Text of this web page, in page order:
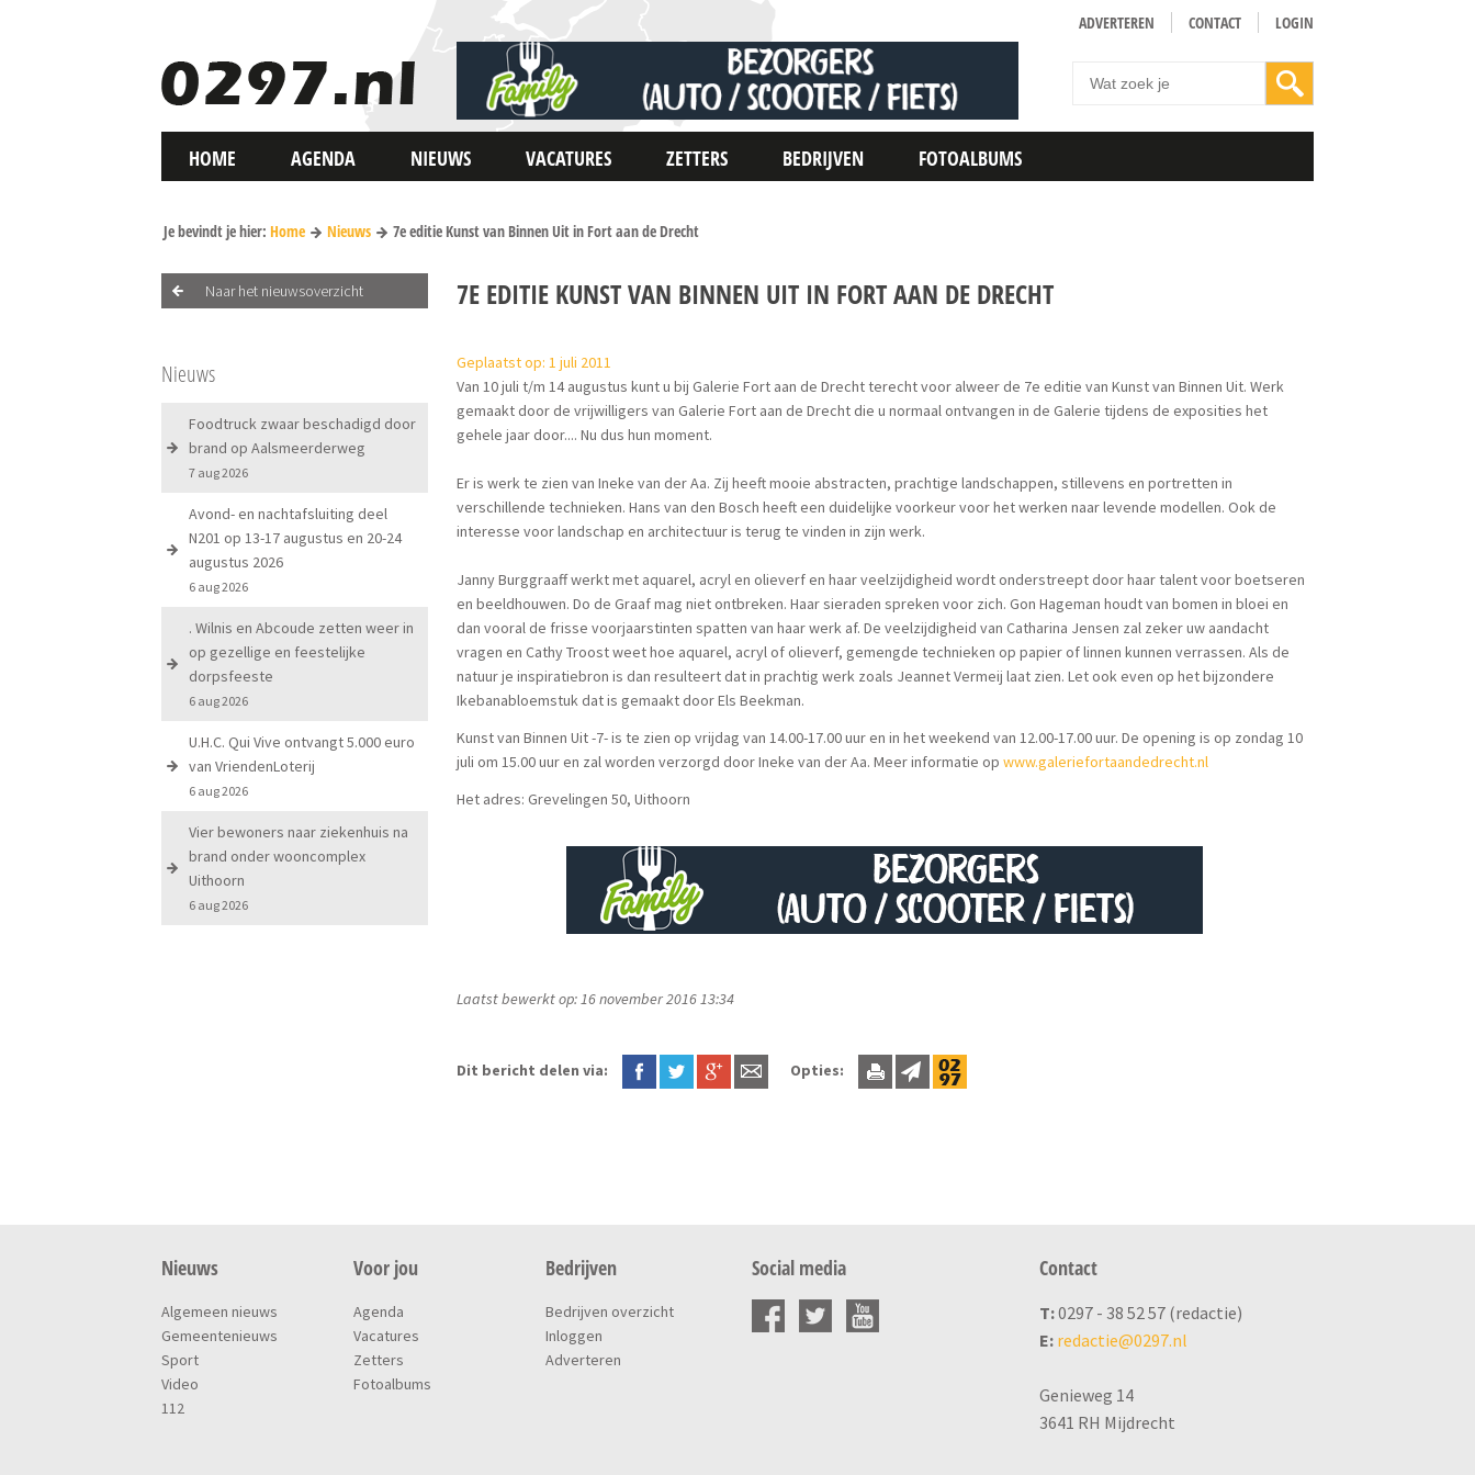
ADVERTEREN CONTACT LOGIN
HOME AGENDA NIEUWS VACATURES ZETTERS BEDRIJVEN FOTOALBUMS
Je bevindt je hier: Home Nieuws 7e editie Kunst van Binnen Uit in Fort aan de Drecht
Naar het nieuwsoverzicht
Nieuws
Foodtruck zwaar beschadigd door
brand op Aalsmeerderweg
7 aug 2026
Avond- en nachtafsluiting deel
N201 op 13-17 augustus en 20-24
augustus 2026
6 aug 2026
. Wilnis en Abcoude zetten weer in
op gezellige en feestelijke
dorpsfeeste
6 aug 2026
U.H.C. Qui Vive ontvangt 5.000 euro
van VriendenLoterij
6 aug 2026
Vier bewoners naar ziekenhuis na
brand onder wooncomplex
Uithoorn
6 aug 2026
7E EDITIE KUNST VAN BINNEN UIT IN FORT AAN DE DRECHT
Geplaatst op: 1 juli 2011
Van 10 juli t/m 14 augustus kunt u bij Galerie Fort aan de Drecht terecht voor alweer de 7e editie van Kunst van Binnen Uit. Werk
gemaakt door de vrijwilligers van Galerie Fort aan de Drecht die u normaal ontvangen in de Galerie tijdens de exposities het
gehele jaar door.... Nu dus hun moment.
Er is werk te zien van Ineke van der Aa. Zij heeft mooie abstracten, prachtige landschappen, stillevens en portretten in
verschillende technieken. Hans van den Bosch heeft een duidelijke voorkeur voor het werken naar levende modellen. Ook de
interesse voor landschap en architectuur is terug te vinden in zijn werk.
Janny Burggraaff werkt met aquarel, acryl en olieverf en haar veelzijdigheid wordt onderstreept door haar talent voor boetseren
en beeldhouwen. Do de Graaf mag niet ontbreken. Haar sieraden spreken voor zich. Gon Hageman houdt van bomen in bloei en
dan vooral de frisse voorjaarstinten spatten van haar werk af. De veelzijdigheid van Catharina Jensen zal zeker uw aandacht
vragen en Cathy Troost weet hoe aquarel, acryl of olieverf, gemengde technieken op papier of linnen kunnen verrassen. Als de
natuur je inspiratiebron is dan resulteert dat in prachtig werk zoals Jeannet Vermeij laat zien. Let ook even op het bijzondere
Ikebanabloemstuk dat is gemaakt door Els Beekman.
Kunst van Binnen Uit -7- is te zien op vrijdag van 14.00-17.00 uur en in het weekend van 12.00-17.00 uur. De opening is op zondag 10
juli om 15.00 uur en zal worden verzorgd door Ineke van der Aa. Meer informatie opwww.galeriefortaandedrecht.nl
Het adres: Grevelingen 50, Uithoorn
Laatst bewerkt op: 16 november 2016 13:34
Dit bericht delen via: Opties:
Nieuws
Algemeen nieuws
Gemeentenieuws
Sport
Video
112
Voor jou
Agenda
Vacatures
Zetters
Fotoalbums
Bedrijven
Bedrijven overzicht
Inloggen
Adverteren
Social media Contact
T:0297 - 38 52 57 (redactie)
E: redactie@0297.nl
Genieweg 14
3641 RH Mijdrecht